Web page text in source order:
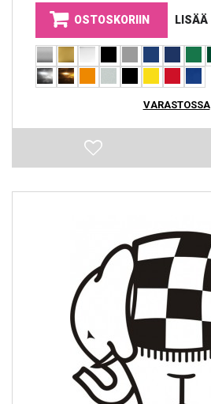
OSTOSKORIIN LISÄÄ
VARASTOSSA